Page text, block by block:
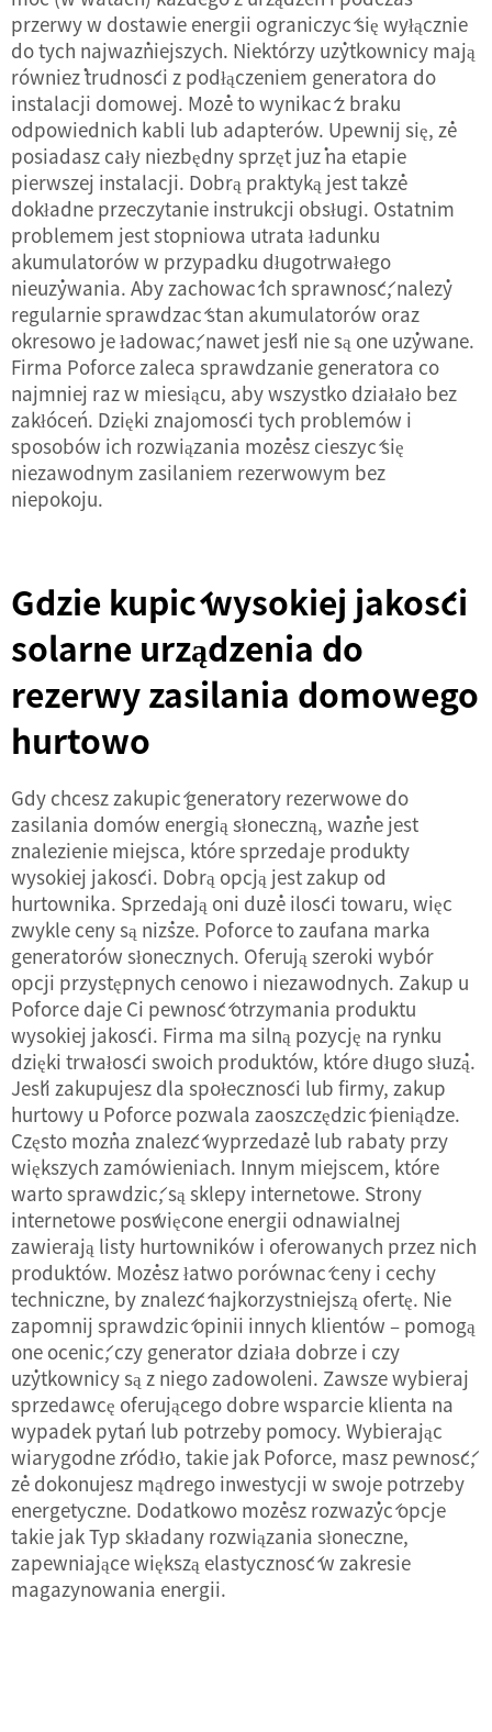
przerwy w dostawie energii ograniczyć się wyłącznie
do tych najważniejszych. Niektórzy użytkownicy mają
również trudności z podłączeniem generatora do
instalacji domowej. Może to wynikać z braku
odpowiednich kabli lub adapterów. Upewnij się, że
posiadasz cały niezbędny sprzęt już na etapie
pierwszej instalacji. Dobrą praktyką jest także
dokładne przeczytanie instrukcji obsługi. Ostatnim
problemem jest stopniowa utrata ładunku
akumulatorów w przypadku długotrwałego
nieużywania. Aby zachować ich sprawność, należy
regularnie sprawdzać stan akumulatorów oraz
okresowo je ładować, nawet jeśli nie są one używane.
Firma Poforce zaleca sprawdzanie generatora co
najmniej raz w miesiącu, aby wszystko działało bez
zakłóceń. Dzięki znajomości tych problemów i
sposobów ich rozwiązania możesz cieszyć się
niezawodnym zasilaniem rezerwowym bez
niepokoju.
Gdzie kupić wysokiej jakości
solarne urządzenia do
rezerwy zasilania domowego
hurtowo
Gdy chcesz zakupić generatory rezerwowe do
zasilania domów energią słoneczną, ważne jest
znalezienie miejsca, które sprzedaje produkty
wysokiej jakości. Dobrą opcją jest zakup od
hurtownika. Sprzedają oni duże ilości towaru, więc
zwykle ceny są niższe. Poforce to zaufana marka
generatorów słonecznych. Oferują szeroki wybór
opcji przystępnych cenowo i niezawodnych. Zakup u
Poforce daje Ci pewność otrzymania produktu
wysokiej jakości. Firma ma silną pozycję na rynku
dzięki trwałości swoich produktów, które długo służą.
Jeśli zakupujesz dla społeczności lub firmy, zakup
hurtowy u Poforce pozwala zaoszczędzić pieniądze.
Często można znaleźć wyprzedaże lub rabaty przy
większych zamówieniach. Innym miejscem, które
warto sprawdzić, są sklepy internetowe. Strony
internetowe poświęcone energii odnawialnej
zawierają listy hurtowników i oferowanych przez nich
produktów. Możesz łatwo porównać ceny i cechy
techniczne, by znaleźć najkorzystniejszą ofertę. Nie
zapomnij sprawdzić opinii innych klientów – pomogą
one ocenić, czy generator działa dobrze i czy
użytkownicy są z niego zadowoleni. Zawsze wybieraj
sprzedawcę oferującego dobre wsparcie klienta na
wypadek pytań lub potrzeby pomocy. Wybierając
wiarygodne źródło, takie jak Poforce, masz pewność,
że dokonujesz mądrego inwestycji w swoje potrzeby
energetyczne. Dodatkowo możesz rozważyć opcje
takie jakTyp składany rozwiązania słoneczne,
zapewniające większą elastyczność w zakresie
magazynowania energii.